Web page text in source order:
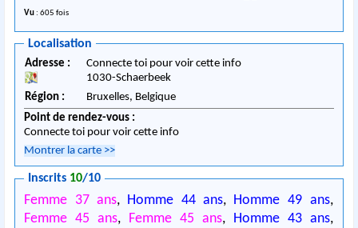
Vu : 605 fois
Localisation
Adresse :
Connecte toi pour voir cette info
1030-Schaerbeek
Région :
Bruxelles, Belgique
Point de rendez-vous :
Connecte toi pour voir cette info
Montrer la carte >>
Inscrits 10/10
Femme 37 ans, Homme 44 ans, Homme 49 ans,
Femme 45 ans, Femme 45 ans, Homme 43 ans,